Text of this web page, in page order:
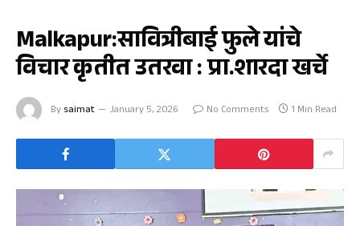
Malkapur:सावित्रीबाई फुले यांचे
विचार कृतीत उतरवा : प्रा.शारदा खर्चे
By saimat January 5, 2026 No Comments 1 Min Read